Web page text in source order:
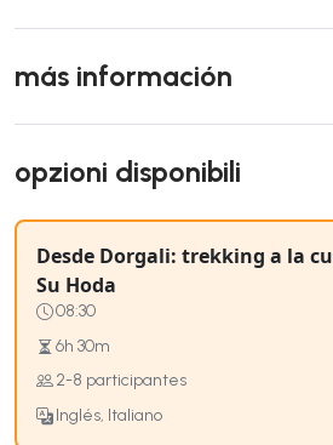
más información
opzioni disponibili
Desde Dorgali: trekking a la
Su Hoda
08:30
6h 30m
2-8 participantes
Inglés, Italiano